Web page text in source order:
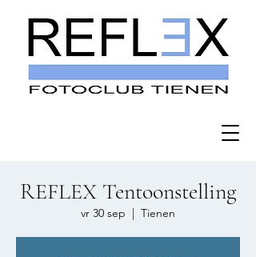
REFLEX Tentoonstelling
vr 30 sep
  |
Tienen